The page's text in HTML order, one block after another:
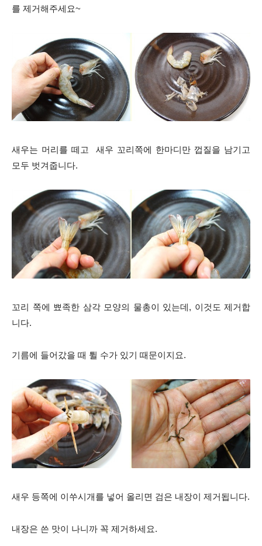
를 제거해주세요~
새우는 머리를 떼고 새우 꼬리쪽에 한마디만 껍질을 남기고
모두 벗겨줍니다.
꼬리 쪽에 뾰족한 삼각 모양의 물총이 있는데, 이것도 제거합
니다.
기름에 들어갔을 때 튈 수가 있기 때문이지요.​
새우 등쪽에 이쑤시개를 넣어 올리면 검은 내장이 제거됩니다.
내장은 쓴 맛이 나니까 꼭 제거하세요.